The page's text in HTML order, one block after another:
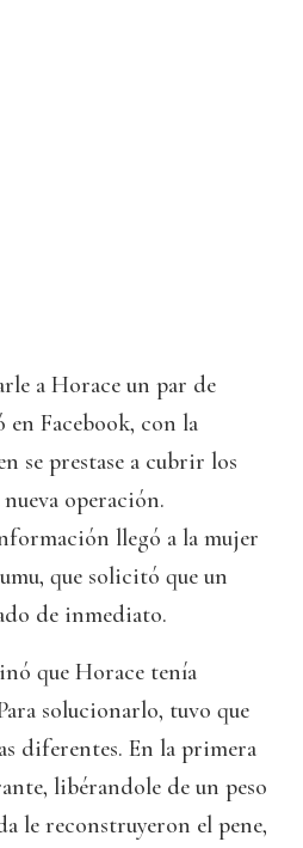
a Horace un par de
Facebook, con la
se prestase a cubrir los
operación.
llegó a la mujer
que solicitó que un
de inmediato.
que Horace tenía
solucionarlo, tuvo que
diferentes. En la primera
libérandole de un peso
le reconstruyeron el pene,